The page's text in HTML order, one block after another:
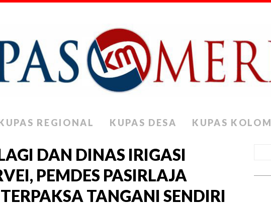
REGIONAL KUPAS DESA KUPAS KOLOM
DAN DINAS IRIGASI
PEMDES PASIRLAJA
TANGANI SENDIRI